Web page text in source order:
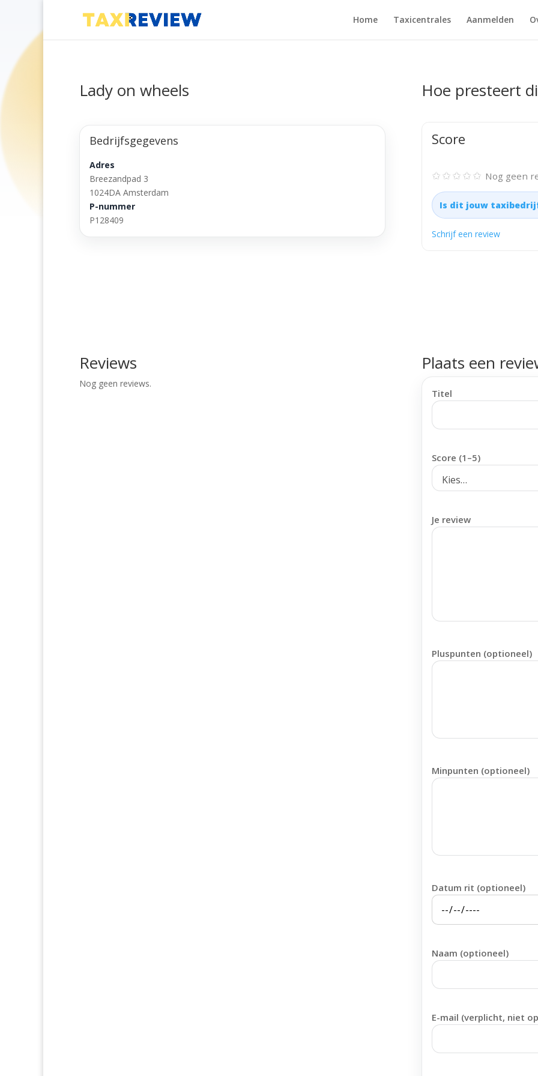
Home Taxicentrales Aanmelden
Lady on wheels
Bedrijfsgegevens
Adres
Breezandpad 3
1024DA Amsterdam
P-nummer
P128409
Hoe presteert
Score
✩✩✩✩✩ Nog geen
Is dit jouw
Schrijf een review
Reviews
Nog geen reviews.
Plaats een
Titel
Score (1–5)
Je review
Pluspunten (optioneel)
Minpunten (optioneel)
Datum rit (optioneel)
Naam (optioneel)
E-mail (verplicht, niet